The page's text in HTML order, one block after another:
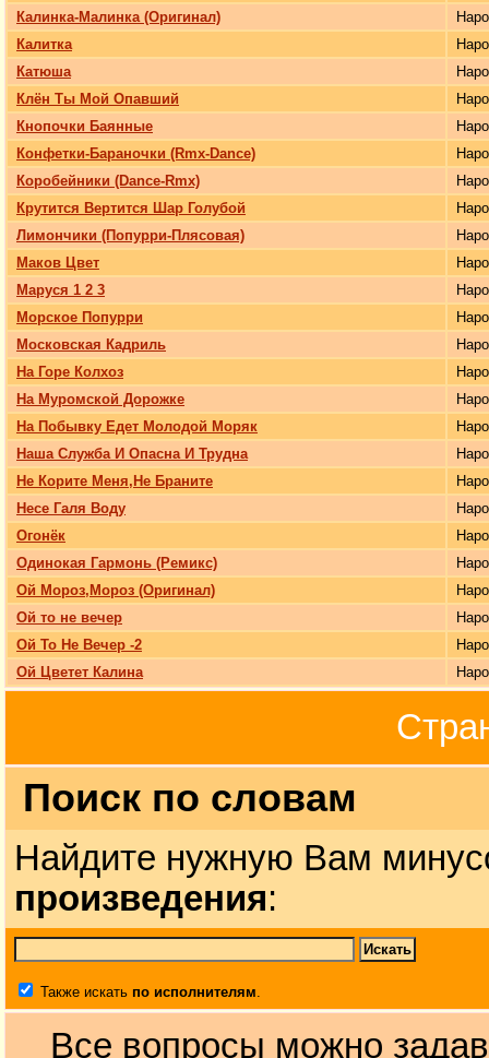
Калинка-Малинка (Оригинал)
Калитка
Катюша
Клён Ты Мой Опавший
Кнопочки Баянные
Конфетки-Бараночки (Rmx-Dance)
Коробейники (Dance-Rmx)
Крутится Вертится Шар Голубой
Лимончики (Попурри-Плясовая)
Маков Цвет
Маруся 1 2 3
Морское Попурри
Московская Кадриль
На Горе Колхоз
На Муромской Дорожке
На Побывку Едет Молодой Моряк
Наша Служба И Опасна И Трудна
Не Корите Меня,Не Браните
Несе Галя Воду
Огонёк
Одинокая Гармонь (Ремикс)
Ой Мороз,Мороз (Оригинал)
Ой то не вечер
Ой То Не Вечер -2
Ой Цветет Калина
Поиск по словам
Найдите нужную Вам
произведения:
Также искать по исполнителям.
Все вопросы можно